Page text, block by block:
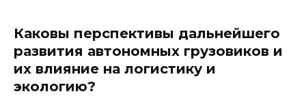
Каковы перспективы дальнейшего
развития автономных грузовиков и
их влияние на логистику и
экологию?